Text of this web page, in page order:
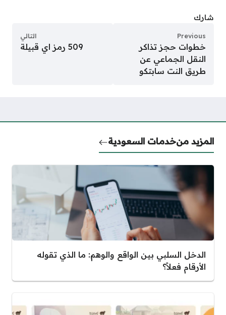
شارك
Previous
خطوات حجز تذاكر
النقل الجماعي عن
طريق النت سابتكو
التالي
509 رمز اي قبيلة
المزيد منخدمات السعودية
الدخل السلبي بين الواقع والوهم: ما الذي تقوله
الأرقام فعلاً؟